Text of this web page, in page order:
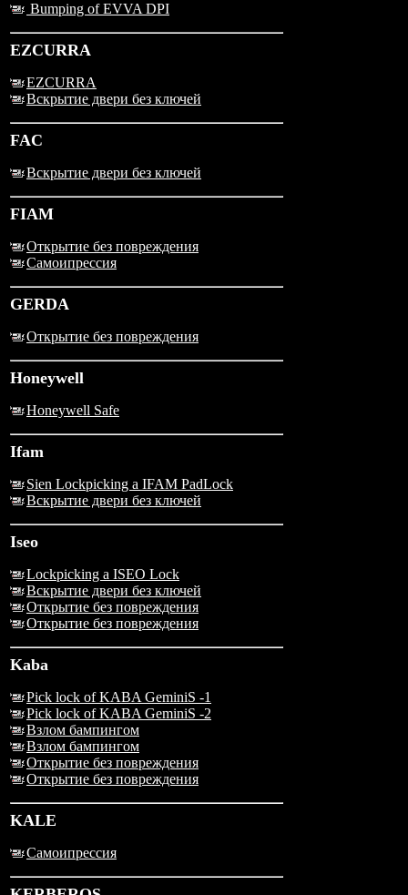
Bumping of EVVA DPI
EZCURRA
EZCURRA
Вскрытие двери без ключей
FAC
Вскрытие двери без ключей
FIAM
Открытие без повреждения
Самоипрессия
GERDA
Открытие без повреждения
Honeywell
Honeywell Safe
Ifam
Sien Lockpicking a IFAM PadLock
Вскрытие двери без ключей
Iseo
Lockpicking a ISEO Lock
Вскрытие двери без ключей
Открытие без повреждения
Открытие без повреждения
Kaba
Pick lock of KABA GeminiS -1
Pick lock of KABA GeminiS -2
Взлом бампингом
Взлом бампингом
Открытие без повреждения
Открытие без повреждения
KALE
Самоипрессия